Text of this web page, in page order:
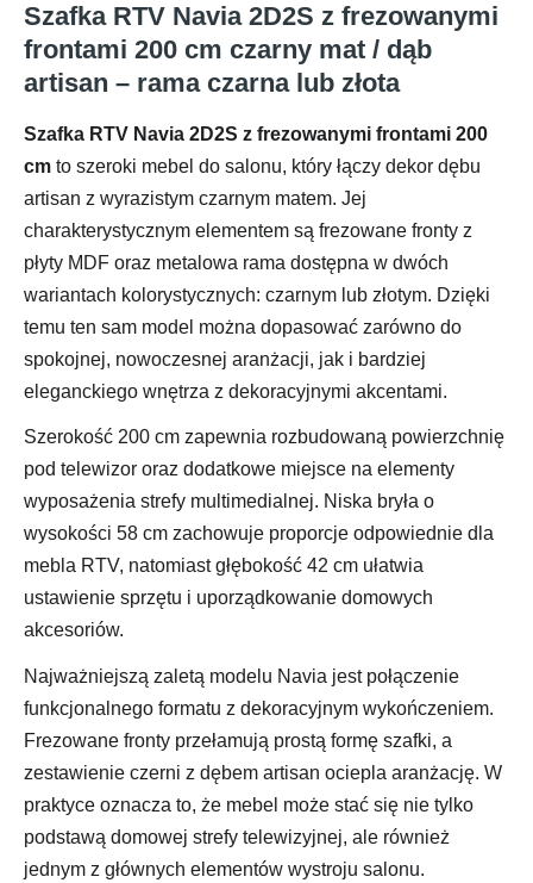
Szafka RTV Navia 2D2S z frezowanymi
frontami 200 cm czarny mat / dąb
artisan – rama czarna lub złota
Szafka RTV Navia 2D2S z frezowanymi frontami 200
cm to szeroki mebel do salonu, który łączy dekor dębu
artisan z wyrazistym czarnym matem. Jej
charakterystycznym elementem są frezowane fronty z
płyty MDF oraz metalowa rama dostępna w dwóch
wariantach kolorystycznych: czarnym lub złotym. Dzięki
temu ten sam model można dopasować zarówno do
spokojnej, nowoczesnej aranżacji, jak i bardziej
eleganckiego wnętrza z dekoracyjnymi akcentami.
Szerokość 200 cm zapewnia rozbudowaną powierzchnię
pod telewizor oraz dodatkowe miejsce na elementy
wyposażenia strefy multimedialnej. Niska bryła o
wysokości 58 cm zachowuje proporcje odpowiednie dla
mebla RTV, natomiast głębokość 42 cm ułatwia
ustawienie sprzętu i uporządkowanie domowych
akcesoriów.
Najważniejszą zaletą modelu Navia jest połączenie
funkcjonalnego formatu z dekoracyjnym wykończeniem.
Frezowane fronty przełamują prostą formę szafki, a
zestawienie czerni z dębem artisan ociepla aranżację. W
praktyce oznacza to, że mebel może stać się nie tylko
podstawą domowej strefy telewizyjnej, ale również
jednym z głównych elementów wystroju salonu.